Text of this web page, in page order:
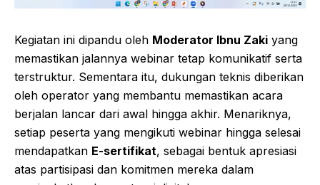
Kegiatan ini dipandu oleh Moderator Ibnu Zaki yang
memastikan jalannya webinar tetap komunikatif serta
terstruktur. Sementara itu, dukungan teknis diberikan
oleh operator yang membantu memastikan acara
berjalan lancar dari awal hingga akhir. Menariknya,
setiap peserta yang mengikuti webinar hingga selesai
mendapatkan E-sertifikat, sebagai bentuk apresiasi
atas partisipasi dan komitmen mereka dalam